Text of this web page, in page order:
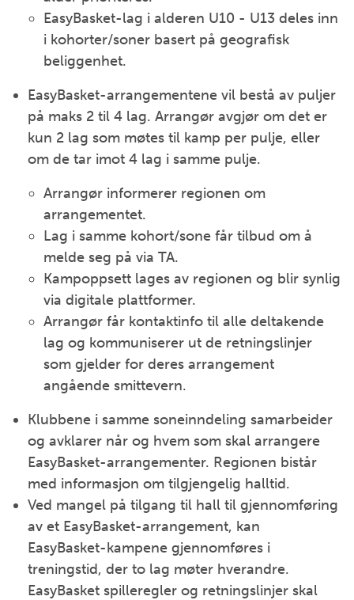
EasyBasket-lag i alderen U10 - U13 deles inn
i kohorter/soner basert på geografisk
beliggenhet.
EasyBasket-arrangementene vil bestå av puljer
på maks 2 til 4 lag. Arrangør avgjør om det er
kun 2 lag som møtes til kamp per pulje, eller
om de tar imot 4 lag i samme pulje.
Arrangør informerer regionen om
arrangementet.
Lag i samme kohort/sone får tilbud om å
melde seg på via TA.
Kampoppsett lages av regionen og blir synlig
via digitale plattformer.
Arrangør får kontaktinfo til alle deltakende
lag og kommuniserer ut de retningslinjer
som gjelder for deres arrangement
angående smittevern.
Klubbene i samme soneinndeling samarbeider
og avklarer når og hvem som skal arrangere
EasyBasket-arrangementer. Regionen bistår
med informasjon om tilgjengelig halltid.
Ved mangel på tilgang til hall til gjennomføring
av et EasyBasket-arrangement, kan
EasyBasket-kampene gjennomføres i
treningstid, der to lag møter hverandre.
EasyBasket spilleregler og retningslinjer skal